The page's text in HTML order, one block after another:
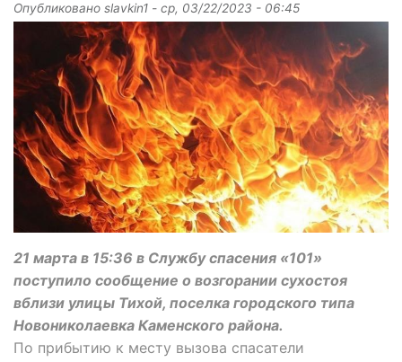
Опубликовано slavkin1 - ср, 03/22/2023 - 06:45
21 марта в 15:36 в Службу спасения «101»
поступило сообщение о возгорании сухостоя
вблизи улицы Тихой, поселка городского типа
Новониколаевка Каменского района.
По прибытию к месту вызова спасатели